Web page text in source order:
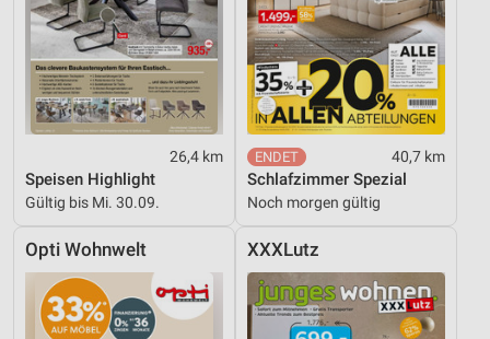
26,4 km
Speisen Highlight
Gültig bis Mi. 30.09.
40,7 km
Schlafzimmer Spezial
Noch morgen gültig
Opti Wohnwelt XXXLutz